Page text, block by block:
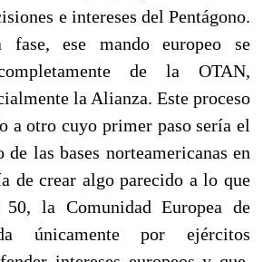
e intereses del Pentágono.
fase, ese mando europeo se
de la OTAN,
la Alianza. Este proceso
a otro cuyo primer paso sería el
de las bases norteamericanas en
de crear algo parecido a lo que
la Comunidad Europea de
únicamente por ejércitos